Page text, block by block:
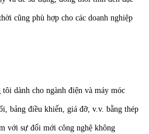
cũng phù hợp cho các doanh nghiệp
tôi dành cho ngành điện và máy móc
bảng điều khiển, giá đỡ, v.v. bằng thép
với sự đổi mới công nghệ không